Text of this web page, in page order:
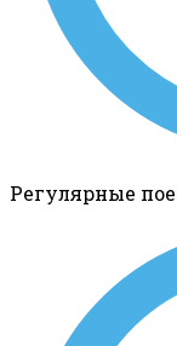
Регулярные